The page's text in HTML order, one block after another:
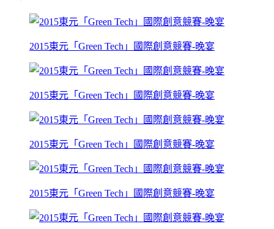
2015東元「Green Tech」國際創意競賽-晚宴
2015東元「Green Tech」國際創意競賽-晚宴
2015東元「Green Tech」國際創意競賽-晚宴
2015東元「Green Tech」國際創意競賽-晚宴